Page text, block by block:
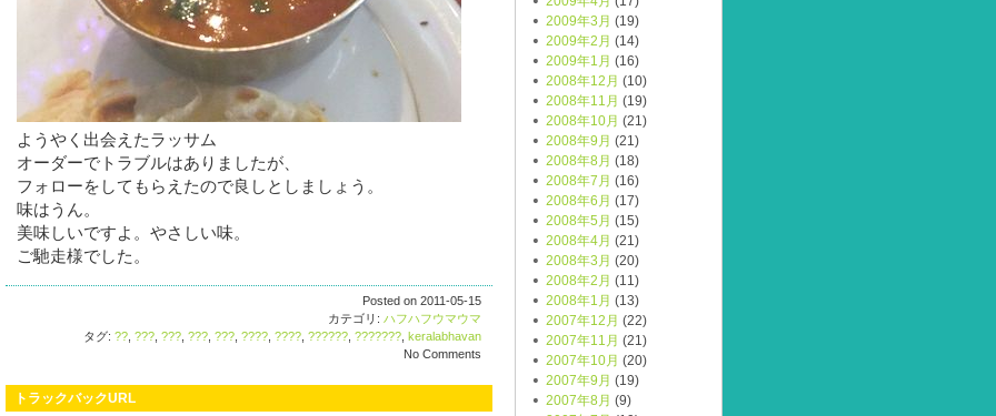
ようやく出会えたラッサム
オーダーでトラブルはありましたが、
フォローをしてもらえたので良しとしましょう。
味はうん。
美味しいですよ。やさしい味。
ご馳走様でした。
Posted on 2011-05-15
カテゴリ: ハフハフウマウマ
タグ: ?? ??? ??? ??? ??? ???? ???? ?????? ??????? keralabhavan
No Comments
トラックバックURL
2009年3月 (19)
2009年2月 (14)
2009年1月 (16)
2008年12月 (10)
2008年11月 (19)
2008年10月 (21)
2008年9月 (21)
2008年8月 (18)
2008年7月 (16)
2008年6月 (17)
2008年5月 (15)
2008年4月 (21)
2008年3月 (20)
2008年2月 (11)
2008年1月 (13)
2007年12月 (22)
2007年11月 (21)
2007年10月 (20)
2007年9月 (19)
2007年8月 (9)